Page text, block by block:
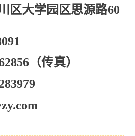
区大学园区思源路60
（传真）